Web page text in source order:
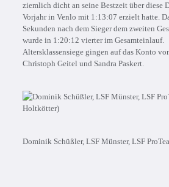
ziemlich dicht an seine Bestzeit über diese
Vorjahr in Venlo mit 1:13:07 erzielt hatte.
Sekunden nach dem Sieger dem zweiten
wurde in 1:20:12 vierter im Gesamteinlauf.
Altersklassensiege gingen auf das Konto
Christoph Geitel und Sandra Paskert.
Dominik Schüßler, LSF Münster, LSF